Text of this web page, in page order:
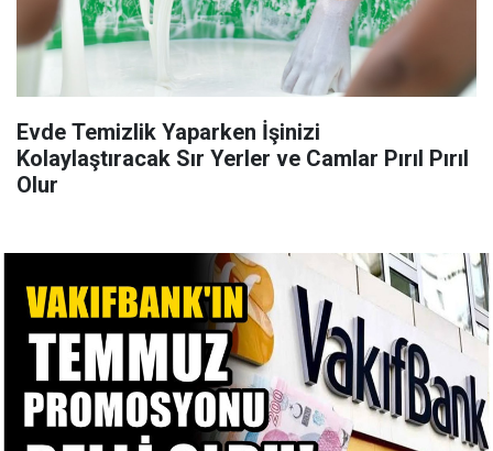
Evde Temizlik Yaparken İşinizi
Kolaylaştıracak Sır Yerler ve Camlar Pırıl Pırıl
Olur